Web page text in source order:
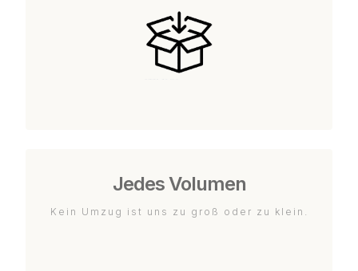
Jedes Volumen
Kein Umzug ist uns zu groß oder zu klein.